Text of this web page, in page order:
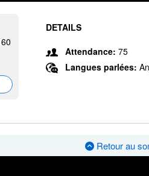
DETAILS
Attendance: 75
Langues parlées:
Retour au